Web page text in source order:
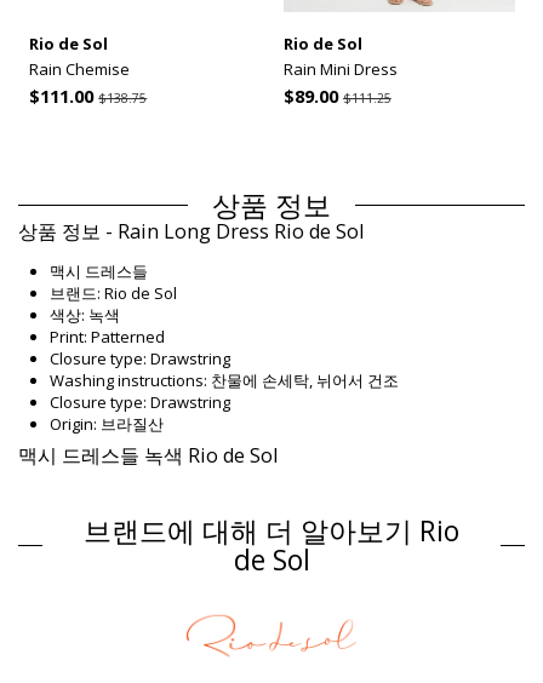
Rio de Sol
Rain Chemise
$111.00$138.75
Rio de Sol
Rain Mini Dress
$89.00 $111.25
상품 정보
상품 정보 - Rain Long Dress Rio de Sol
맥시 드레스들
브랜드: Rio de Sol
색상: 녹색
Print: Patterned
Closure type: Drawstring
Washing instructions: 찬물에 손세탁, 뉘어서 건조
Closure type: Drawstring
Origin: 브라질산
맥시 드레스들 녹색 Rio de Sol
Composition: 100% Nylon
제품 정보
패키지 포함 항목: 1 x 맥시 드레스들 (포함되지 않는 다른 액세서리)
브랜드에 대해 더 알아보기 Rio
de Sol